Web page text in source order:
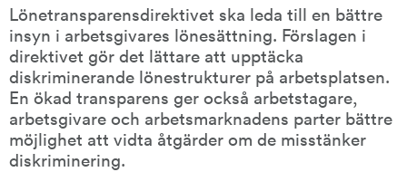
Lönetransparensdirektivet ska leda till en bättre
insyn i arbetsgivares lönesättning. Förslagen i
direktivet gör det lättare att upptäcka
diskriminerande lönestrukturer på arbetsplatsen.
En ökad transparens ger också arbetstagare,
arbetsgivare och arbetsmarknadens parter bättre
möjlighet att vidta åtgärder om de misstänker
diskriminering.